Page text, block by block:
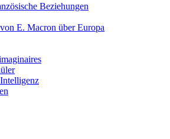
Beziehungen
E. Macron über Europa